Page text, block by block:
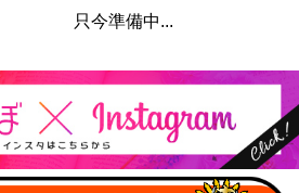
只今準備中...